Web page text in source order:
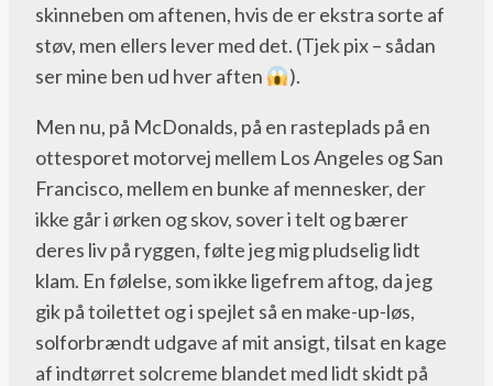
skinneben om aftenen, hvis de er ekstra sorte af
støv, men ellers lever med det. (Tjek pix – sådan
ser mine ben ud hver aften
).
Men nu, på McDonalds, på en rasteplads på en
ottesporet motorvej mellem Los Angeles og San
Francisco, mellem en bunke af mennesker, der
ikke går i ørken og skov, sover i telt og bærer
deres liv på ryggen, følte jeg mig pludselig lidt
klam. En følelse, som ikke ligefrem aftog, da jeg
gik på toilettet og i spejlet så en make-up-løs,
solforbrændt udgave af mit ansigt, tilsat en kage
af indtørret solcreme blandet med lidt skidt på